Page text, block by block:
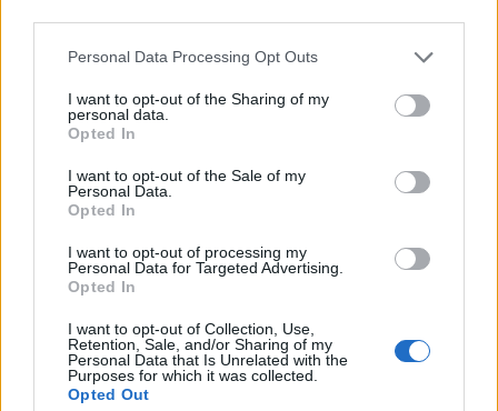
Personal Data Processing Opt Outs
I want to opt-out of the Sharing of my
personal data.
Opted In
I want to opt-out of the Sale of my
Personal Data.
Opted In
I want to opt-out of processing my
Personal Data for Targeted Advertising.
Opted In
I want to opt-out of Collection, Use,
Retention, Sale, and/or Sharing of my
Personal Data that Is Unrelated with the
Purposes for which it was collected.
Opted Out
ΠΟΛΙΤΙΚΗ
Πολιτική συμφωνία για το 21ο πακέτο
κυρώσεων κατά της Ρωσίας πέτυχαν οι
πρέσβεις των 27 της ΕΕ
23/07/2026 - 12:26